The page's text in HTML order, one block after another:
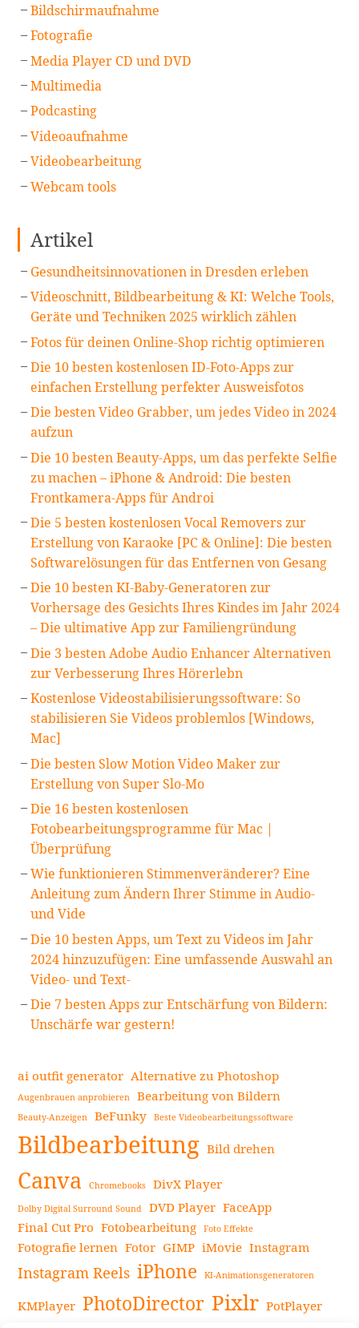
Bildschirmaufnahme
Fotografie
Media Player CD und DVD
Multimedia
Podcasting
Videoaufnahme
Videobearbeitung
Webcam tools
Artikel
Gesundheitsinnovationen in Dresden erleben
Videoschnitt, Bildbearbeitung & KI: Welche Tools,
Geräte und Techniken 2025 wirklich zählen
Fotos für deinen Online-Shop richtig optimieren
Die 10 besten kostenlosen ID-Foto-Apps zur
einfachen Erstellung perfekter Ausweisfotos
Die besten Video Grabber, um jedes Video in 2024
aufzun
Die 10 besten Beauty-Apps, um das perfekte Selfie
zu machen – iPhone & Android: Die besten
Frontkamera-Apps für Androi
Die 5 besten kostenlosen Vocal Removers zur
Erstellung von Karaoke [PC & Online]: Die besten
Softwarelösungen für das Entfernen von Gesang
Die 10 besten KI-Baby-Generatoren zur
Vorhersage des Gesichts Ihres Kindes im Jahr 2024
– Die ultimative App zur Familiengründung
Die 3 besten Adobe Audio Enhancer Alternativen
zur Verbesserung Ihres Hörerlebn
Kostenlose Videostabilisierungssoftware: So
stabilisieren Sie Videos problemlos [Windows,
Mac]
Die besten Slow Motion Video Maker zur
Erstellung von Super Slo-Mo
Die 16 besten kostenlosen
Fotobearbeitungsprogramme für Mac |
Überprüfung
Wie funktionieren Stimmenveränderer? Eine
Anleitung zum Ändern Ihrer Stimme in Audio-
und Vide
Die 10 besten Apps, um Text zu Videos im Jahr
2024 hinzuzufügen: Eine umfassende Auswahl an
Video- und Text-
Die 7 besten Apps zur Entschärfung von Bildern:
Unschärfe war gestern!
ai outfit generator Alternative zu Photoshop
Augenbrauen anprobieren Bearbeitung von Bildern
Beauty-Anzeigen BeFunky Beste Videobearbeitungssoftware
Bildbearbeitung Bild drehen
Canva Chromebooks DivX Player
Dolby Digital Surround Sound DVD Player FaceApp
Final Cut Pro Fotobearbeitung Foto Effekte
Fotografie lernen Fotor GIMP iMovie Instagram
Instagram Reels iPhone KI-Animationsgeneratoren
KMPlayer PhotoDirector Pixlr PotPlayer